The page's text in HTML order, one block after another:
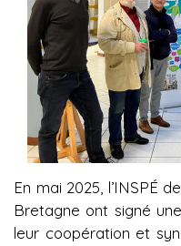
En mai 2025, l’INSPÉ
Bretagne ont signé
leur coopération et